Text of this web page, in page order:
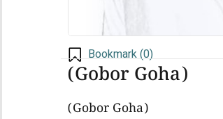
Bookmark (0)
(Gobor Goha)
(Gobor Goha)